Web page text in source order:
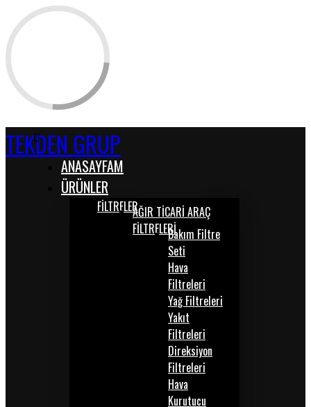
TEKDEN GRUP
ANASAYFAM
ÜRÜNLER
FİLTRELERAĞIR TİCARİ ARAÇ
FİLTRELERİBakım Filtre
Seti
Hava
Filtreleri
Yağ Filtreleri
Yakıt
Filtreleri
Direksiyon
Filtreleri
Hava
Kurutucu